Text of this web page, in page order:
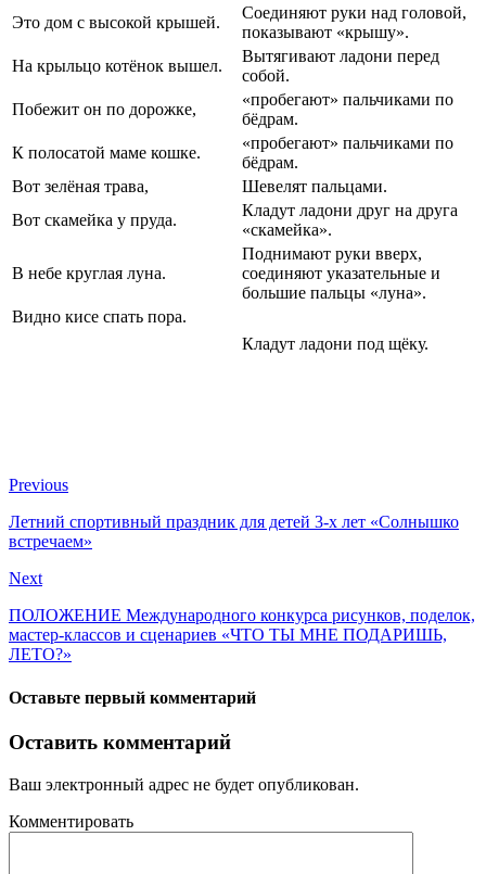
Это дом с высокой крышей.
Соединяют руки над головой,
показывают «крышу».
На крыльцо котёнок вышел.
Вытягивают ладони перед
собой.
Побежит он по дорожке,
«пробегают» пальчиками по
бёдрам.
К полосатой маме кошке.
«пробегают» пальчиками по
бёдрам.
Вот зелёная трава,
Шевелят пальцами.
Вот скамейка у пруда.
Кладут ладони друг на друга
«скамейка».
В небе круглая луна.
Поднимают руки вверх,
соединяют указательные и
большие пальцы «луна».
Видно кисе спать пора.
Кладут ладони под щёку.
Previous
Летний спортивный праздник для детей 3-х лет «Солнышко
встречаем»
Next
ПОЛОЖЕНИЕ Международного конкурса рисунков, поделок,
мастер-классов и сценариев «ЧТО ТЫ МНЕ ПОДАРИШЬ,
ЛЕТО?»
Оставьте первый комментарий
Оставить комментарий
Ваш электронный адрес не будет опубликован.
Комментировать